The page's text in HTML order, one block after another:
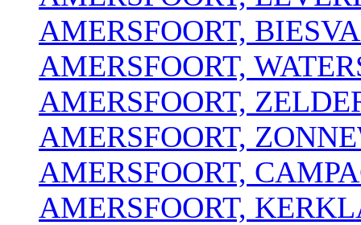
AMERSFOORT,
AMERSFOORT,
AMERSFOORT,
AMERSFOORT,
AMERSFOORT,
AMERSFOORT,